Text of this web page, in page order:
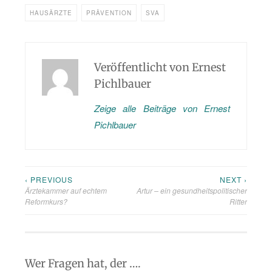
HAUSÄRZTE PRÄVENTION SVA
Veröffentlicht von Ernest
Pichlbauer
Zeige alle Beiträge von Ernest
Pichlbauer
Beitragsnavigation
‹ PREVIOUS
Ärztekammer auf echtem
Reformkurs?
NEXT ›
Artur – ein gesundheitspolitischer
Ritter
Wer Fragen hat, der ….